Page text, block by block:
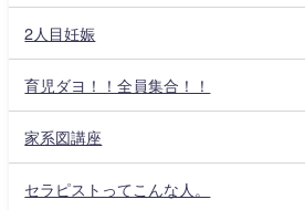
2人目妊娠
育児ダヨ！！全員集合！！
家系図講座
セラピストってこんな人。